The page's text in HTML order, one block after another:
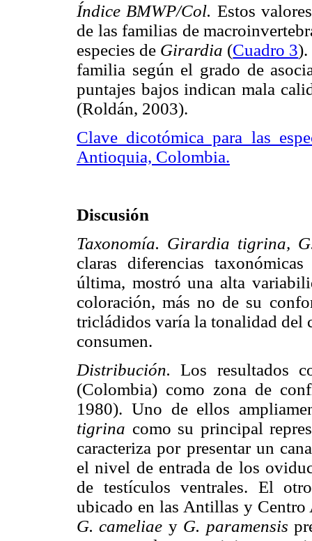
Índice BMWP/Col. Estos
de las familias de
especies de Girardia (Cuadro 3).
familia según el grado de
puntajes bajos indican mala
(Roldán, 2003).
Clave dicotómica para las
Antioquia, Colombia.
Discusión
Taxonomía. Girardia tigrina,
claras diferencias
última, mostró una alta
coloración, más no de su
tricládidos varía la tonalidad del
consumen.
Distribución.Los resultados
(Colombia) como zona de
1980). Uno de ellos
tigrina como su principal
caracteriza por presentar un
el nivel de entrada de los
de testículos ventrales. El
ubicado en las Antillas y Centro
G. cameliae y G. paramensis